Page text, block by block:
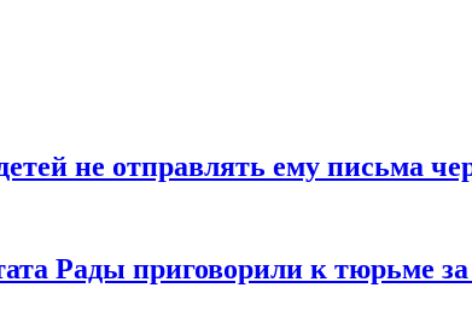
не отправлять ему письма
Рады приговорили к тюрьме